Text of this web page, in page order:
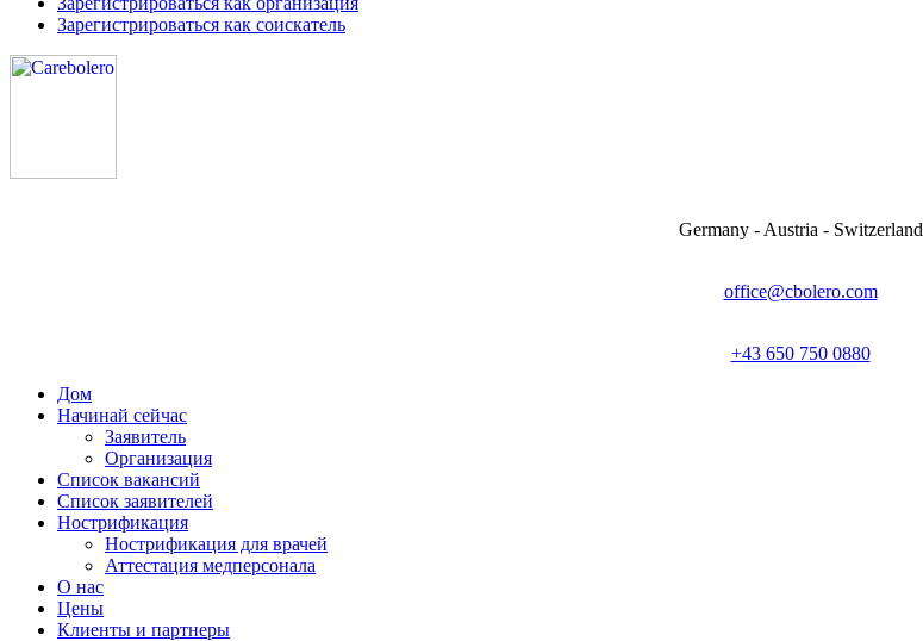
Зарегистрироваться как соискатель
Germany - Austria - Switzerland
office@cbolero.com
+43 650 750 0880
Дом
Начинай сейчас
Заявитель
Организация
Список вакансий
Список заявителей
Нострификация
Нострификация для врачей
Аттестация медперсонала
О нас
Цены
Клиенты и партнеры